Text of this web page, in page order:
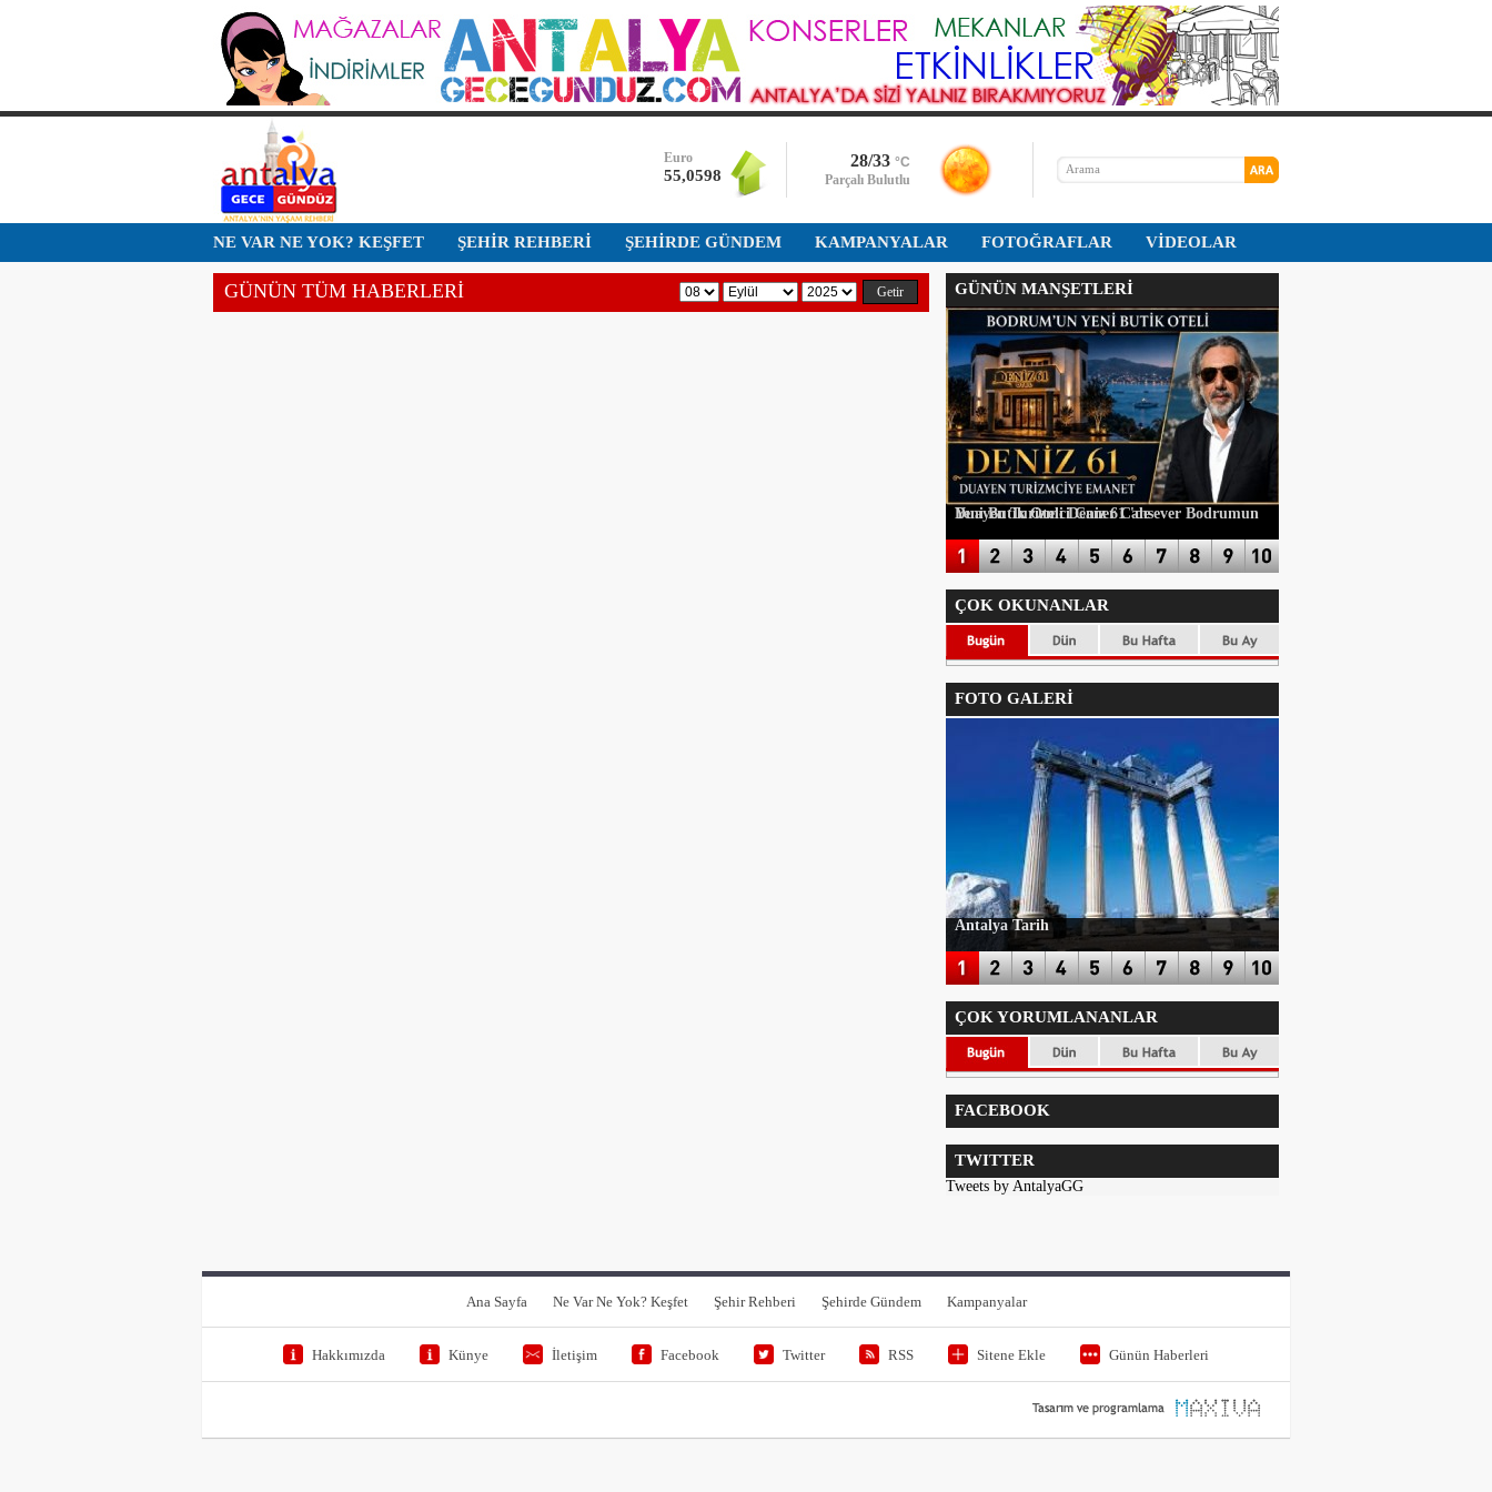
Bist-100
13.759,390
Dolar
47,5947
Euro
55,0598
Altın
6.519,375
Bist-100
13.759,390
28/33 °C
Parçalı Bulutlu
NE VAR NE YOK? KEŞFET ŞEHİR REHBERİ ŞEHİRDE GÜNDEM KAMPANYALAR FOTOĞRAFLAR VİDEOLAR
GÜNÜN TÜM HABERLERİ GÜNÜN MANŞETLERİ
Duayen Turizmci Caner Cansever Bodrumun Yeni Butik Oteli Deniz 61 'de
ÇOK OKUNANLAR
FOTO GALERİ
Antalya Tarih
ÇOK YORUMLANANLAR
FACEBOOK
TWITTER
Tweets by AntalyaGG
Ana Sayfa Ne Var Ne Yok? Keşfet Şehir Rehberi Şehirde Gündem Kampanyalar
Hakkımızda Künye İletişim Facebook Twitter RSS Sitene Ekle Günün Haberleri